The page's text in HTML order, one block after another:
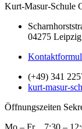
Kurt-Masur-Schule
04275 Leipzig
(+49) 341
kurt-masur-
Öffnungszeiten